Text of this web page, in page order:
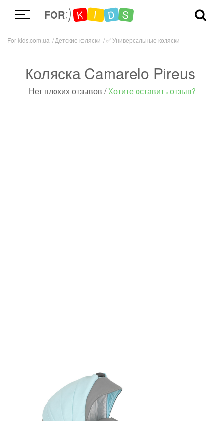
FOR K I D S
For-kids.com.ua Детские коляски ✅Универсальные коляски
Коляска Camarelo Pireus
Нет плохих отзывов /Хотите оставить отзыв?